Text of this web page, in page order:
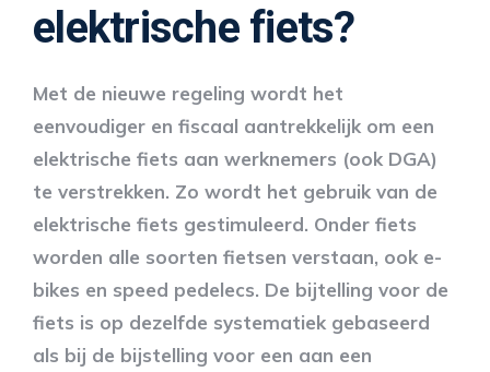
elektrische fiets?
Met de nieuwe regeling wordt het
eenvoudiger en fiscaal aantrekkelijk om een
elektrische fiets aan werknemers (ook DGA)
te verstrekken. Zo wordt het gebruik van de
elektrische fiets gestimuleerd. Onder fiets
worden alle soorten fietsen verstaan, ook e-
bikes en speed pedelecs. De bijtelling voor de
fiets is op dezelfde systematiek gebaseerd
als bij de bijstelling voor een aan een